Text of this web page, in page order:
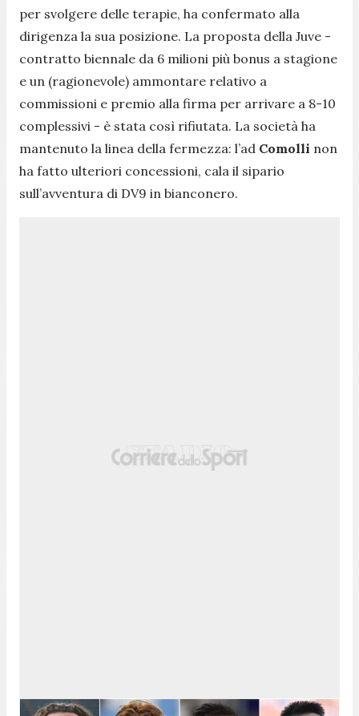
per svolgere delle terapie, ha confermato alla
dirigenza la sua posizione. La proposta della Juve -
contratto biennale da 6 milioni più bonus a stagione
e un (ragionevole) ammontare relativo a
commissioni e premio alla firma per arrivare a 8-10
complessivi - è stata così rifiutata. La società ha
mantenuto la linea della fermezza: l’ad Comolli non
ha fatto ulteriori concessioni, cala il sipario
sull’avventura di DV9 in bianconero.